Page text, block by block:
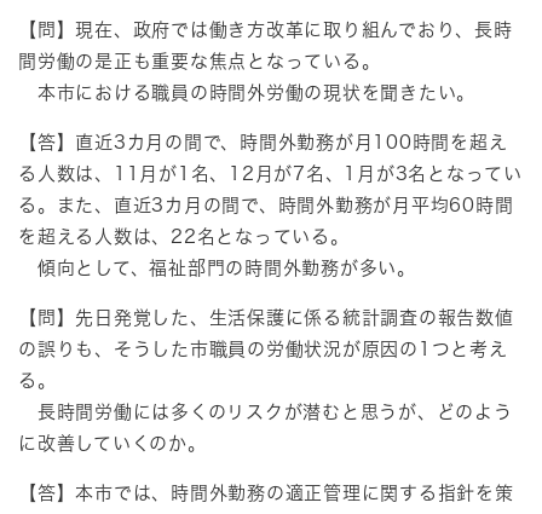
【問】現在、政府では働き方改革に取り組んでおり、長時
間労働の是正も重要な焦点となっている。
本市における職員の時間外労働の現状を聞きたい。
【答】直近3カ月の間で、時間外勤務が月100時間を超え
る人数は、11月が1名、12月が7名、1月が3名となってい
る。また、直近3カ月の間で、時間外勤務が月平均60時間
を超える人数は、22名となっている。
傾向として、福祉部門の時間外勤務が多い。
【問】先日発覚した、生活保護に係る統計調査の報告数値
の誤りも、そうした市職員の労働状況が原因の1つと考え
る。
長時間労働には多くのリスクが潜むと思うが、どのよう
に改善していくのか。
【答】本市では、時間外勤務の適正管理に関する指針を策